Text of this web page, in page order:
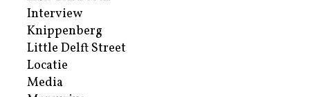
Interview
Knippenberg
Little Delft Street
Locatie
Media